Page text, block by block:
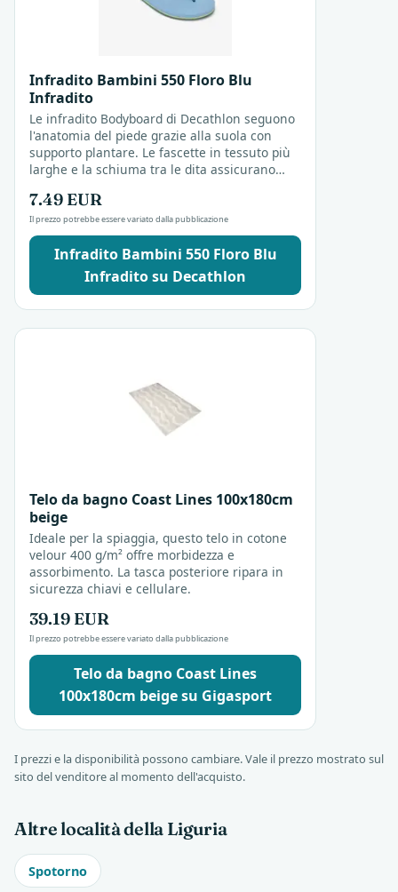
Infradito Bambini 550 Floro Blu
Infradito
Le infradito Bodyboard di Decathlon seguono
l'anatomia del piede grazie alla suola con
supporto plantare. Le fascette in tessuto più
larghe e la schiuma tra le dita assicurano
7.49 EUR
Il prezzo potrebbe essere variato dalla pubblicazione
Infradito Bambini 550 Floro Blu
Infradito su Decathlon
Telo da bagno Coast Lines 100x180cm
beige
Ideale per la spiaggia, questo telo in cotone
velour 400 g/m² offre morbidezza e
assorbimento. La tasca posteriore ripara in
sicurezza chiavi e cellulare.
39.19 EUR
Il prezzo potrebbe essere variato dalla pubblicazione
Telo da bagno Coast Lines
100x180cm beige su Gigasport
I prezzi e la disponibilità possono cambiare. Vale il prezzo mostrato sul
sito del venditore al momento dell'acquisto.
Altre località della Liguria
Spotorno